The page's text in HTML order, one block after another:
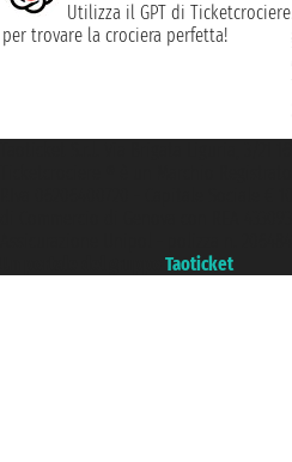
Utilizza il GPT di Ticketcrociere
per trovare la crociera perfetta!
Taoticket